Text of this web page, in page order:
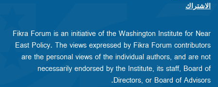
الاشتراك
Fikra Forum is an initiative of the Washington Institute for Near
East Policy. The views expressed by Fikra Forum contributors
are the personal views of the individual authors, and are not
necessarily endorsed by the Institute, its staff, Board of
Directors, or Board of Advisors.​​